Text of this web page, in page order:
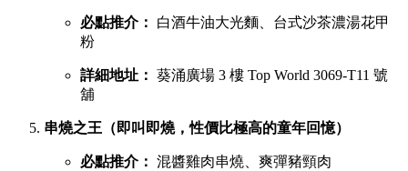
必點推介：
白酒牛油大光麵、台式沙茶濃湯花甲
粉
詳細地址： 葵涌廣場 3 樓 Top World 3069-T11 號
舖
串燒之王（即叫即燒，性價比極高的童年回憶）
必點推介： 混醬雞肉串燒、爽彈豬頸肉